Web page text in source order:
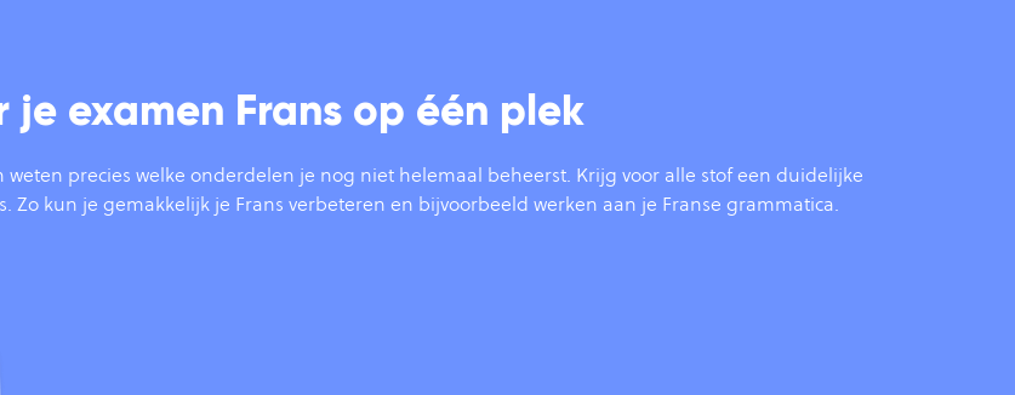
je examen Frans op één plek
precies welke onderdelen je nog niet helemaal beheerst. Krijg voor alle stof een duidelijke
kun je gemakkelijk je Frans verbeteren en bijvoorbeeld werken aan je Franse grammatica.